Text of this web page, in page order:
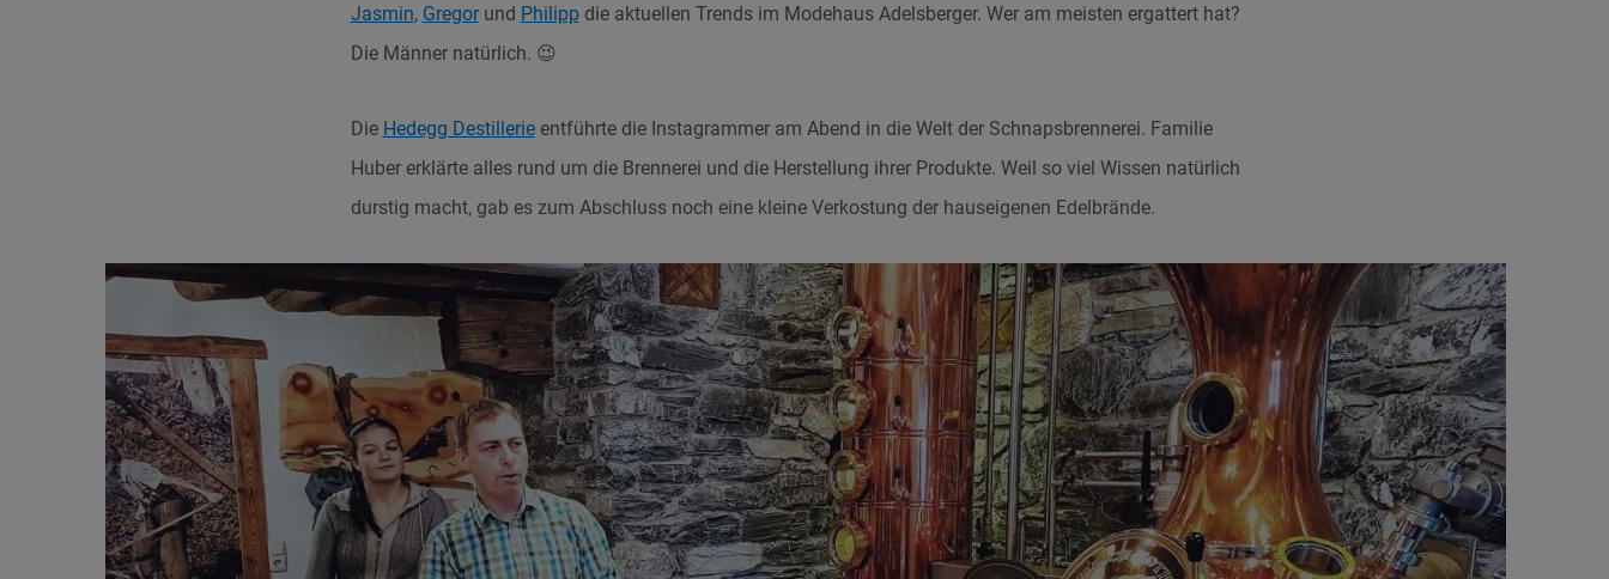
Jasmin, Gregorund Philippdie aktuellen Trends im Modehaus Adelsberger. Wer am meisten ergattert hat?
Die Männer natürlich. 😉
Die Hedegg Destillerieentführte die Instagrammer am Abend in die Welt der Schnapsbrennerei. Familie
Huber erklärte alles rund um die Brennerei und die Herstellung ihrer Produkte. Weil so viel Wissen natürlich
durstig macht, gab es zum Abschluss noch eine kleine Verkostung der hauseigenen Edelbrände.